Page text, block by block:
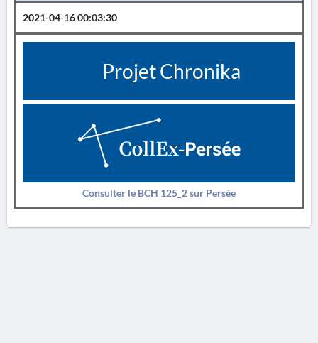
2021-04-16 00:03:30
Projet Chronika
Consulter le BCH 125_2 sur Persée